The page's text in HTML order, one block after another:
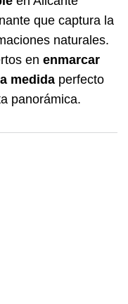
que captura la
naturales.
en enmarcar
medida perfecto
panorámica.